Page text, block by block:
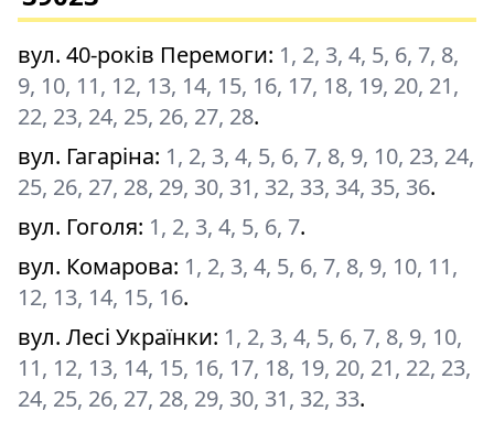
вул. 40-років Перемоги: 1, 2, 3, 4, 5, 6, 7, 8,
9, 10, 11, 12, 13, 14, 15, 16, 17, 18, 19, 20, 21,
22, 23, 24, 25, 26, 27, 28.
вул. Гагаріна: 1, 2, 3, 4, 5, 6, 7, 8, 9, 10, 23, 24,
25, 26, 27, 28, 29, 30, 31, 32, 33, 34, 35, 36.
вул. Гоголя: 1, 2, 3, 4, 5, 6, 7.
вул. Комарова: 1, 2, 3, 4, 5, 6, 7, 8, 9, 10, 11,
12, 13, 14, 15, 16.
вул. Лесі Українки: 1, 2, 3, 4, 5, 6, 7, 8, 9, 10,
11, 12, 13, 14, 15, 16, 17, 18, 19, 20, 21, 22, 23,
24, 25, 26, 27, 28, 29, 30, 31, 32, 33.